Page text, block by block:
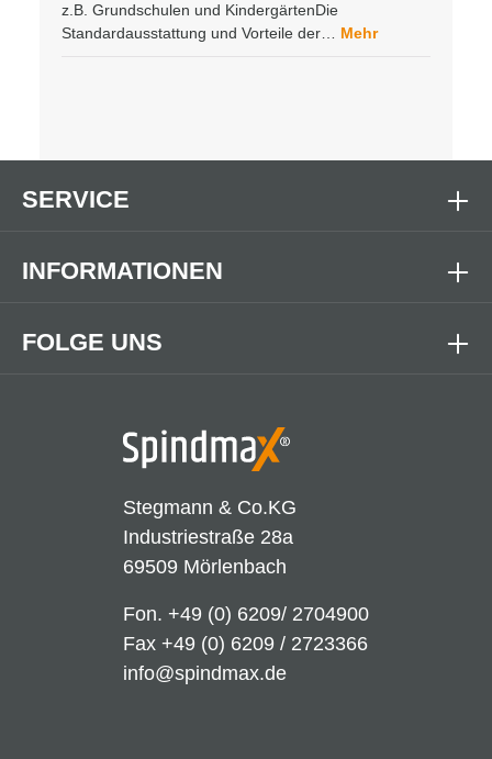
z.B. Grundschulen und KindergärtenDie
Standardausstattung und Vorteile der… Mehr
Stegmann & Co.KG
Industriestraße 28a
69509 Mörlenbach
Fon. +49 (0) 6209/ 2704900
Fax +49 (0) 6209 / 2723366
info@spindmax.de
FOLGE UNS
SERVICE
INFORMATIONEN